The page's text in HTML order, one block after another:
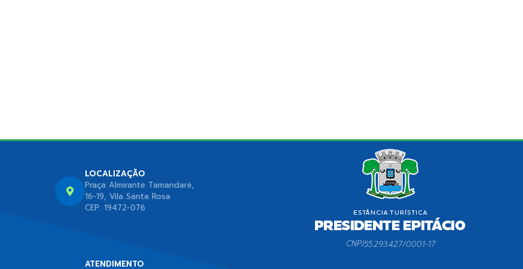
LOCALIZAÇÃO
Praça Almirante Tamandaré,
16-19, Vila Santa Rosa
CEP: 19472-076
ATENDIMENTO
CNPJ55.293.427/0001-17